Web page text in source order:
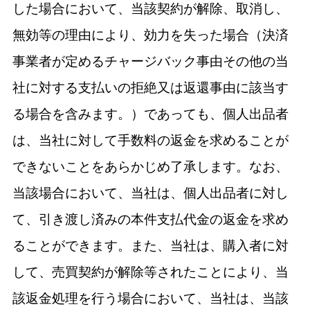
した場合において、当該契約が解除、取消し、
無効等の理由により、効力を失った場合（決済
事業者が定めるチャージバック事由その他の当
社に対する支払いの拒絶又は返還事由に該当す
る場合を含みます。）であっても、個人出品者
は、当社に対して手数料の返金を求めることが
できないことをあらかじめ了承します。なお、
当該場合において、当社は、個人出品者に対し
て、引き渡し済みの本件支払代金の返金を求め
ることができます。また、当社は、購入者に対
して、売買契約が解除等されたことにより、当
該返金処理を行う場合において、当社は、当該